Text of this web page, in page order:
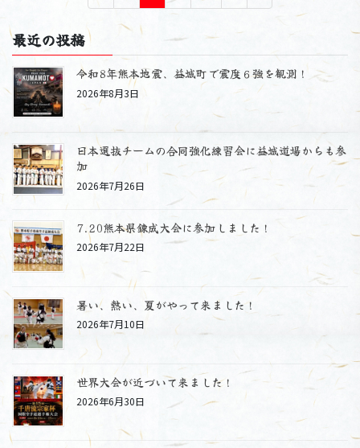
の
ペ
ー
ジ
り
定
ペ
ジ
定
定
ー
定
最近の投稿
令和8年熊本地震、益城町で震度６強を観測！
2026年8月3日
日本選抜チームの合同強化練習会に益城道場からも参
加
2026年7月26日
7.20熊本県錬成大会に参加しました！
2026年7月22日
暑い、熱い、夏がやって来ました！
2026年7月10日
世界大会が近づいて来ました！
2026年6月30日